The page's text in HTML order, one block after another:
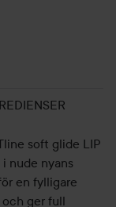
soft glide LIP
nude nyans
en fylligare
ger full